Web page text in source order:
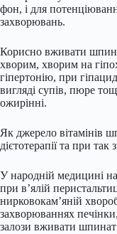
фон, і для
захворювань.
Корисно вживати
хворим, хворим на
гіпертонію, при
вигляді супів, пюре
ожирінні.
Як джерело вітамінів
дієтотерапії та при
У народній медицині
при в’ялій
нирковокам’яній
захворюваннях
залози вживати шпинат